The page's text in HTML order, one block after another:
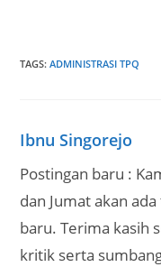
TAGS:ADMINISTRASI TPQ
Ibnu Singorejo
Postingan baru :
dan Jumat akan
baru. Terima kasih
kritik serta